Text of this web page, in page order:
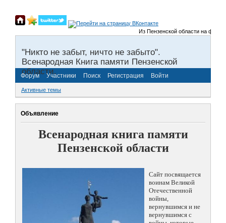
Из Пензенской области на
"Никто не забыт, ничто не забыто".
Всенародная Книга памяти Пензенской
области.
Форум Участники Поиск Регистрация Войти
Активные темы
Объявление
Всенародная книга памяти
Пензенской области
Сайт посвящается
воинам Великой
Отечественной
войны,
вернувшимся и не
вернувшимся с